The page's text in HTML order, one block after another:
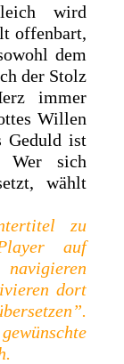
wird
offenbart,
dem
der Stolz
immer
Willen
Geduld ist
Wer sich
wählt
zu
auf
dort